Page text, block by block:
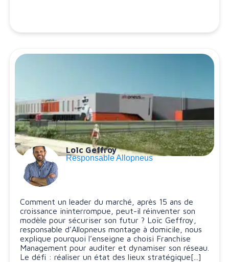
Loïc Geffroy
Responsable Allopneus
Comment un leader du marché, après 15 ans de
croissance ininterrompue, peut-il réinventer son
modèle pour sécuriser son futur ? Loïc Geffroy,
responsable d’Allopneus montage à domicile, nous
explique pourquoi l’enseigne a choisi Franchise
Management pour auditer et dynamiser son réseau.
Le défi : réaliser un état des lieux stratégique[...]